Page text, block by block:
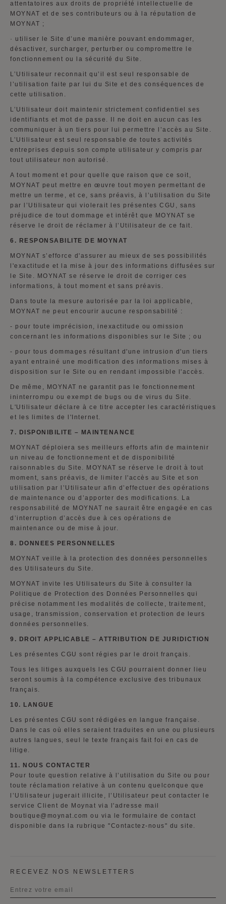
attentatoires aux droits de propriété intellectuelle de
MOYNAT et de ses contributeurs ou à la réputation de
MOYNAT ;
· utiliser le Site d’une manière pouvant endommager,
désactiver, surcharger, perturber ou compromettre le
fonctionnement ou la sécurité du Site.
L’Utilisateur reconnait qu’il est seul responsable de
l’utilisation faite par lui du Site et des conséquences de
cette utilisation.
L’Utilisateur doit maintenir strictement confidentiel ses
identifiants et mot de passe. Il ne doit en aucun cas les
communiquer à un tiers pour lui permettre l’accès au Site.
L’Utilisateur est seul responsable de toutes activités
entreprises depuis son compte utilisateur y compris par
tout utilisateur non autorisé.
A tout moment et pour quelle que raison que ce soit,
MOYNAT peut mettre en œuvre tout moyen permettant de
mettre un terme, et ce, sans préavis, à l’utilisation du Site
par l’Utilisateur qui violerait les présentes CGU, sans
préjudice de tout dommage et intérêt que MOYNAT se
réserve le droit de réclamer à l’Utilisateur de ce fait.
6. RESPONSABILITE DE MOYNAT
MOYNAT s’efforce d'assurer au mieux de ses possibilités
l'exactitude et la mise à jour des informations diffusées sur
le Site. MOYNAT se réserve le droit de corriger ces
informations, à tout moment et sans préavis.
Dans toute la mesure autorisée par la loi applicable,
MOYNAT ne peut encourir aucune responsabilité :
- pour toute imprécision, inexactitude ou omission
concernant les informations disponibles sur le Site ; ou
- pour tous dommages résultant d'une intrusion d'un tiers
ayant entrainé une modification des informations mises à
disposition sur le Site ou en rendant impossible l'accès.
De même, MOYNAT ne garantit pas le fonctionnement
ininterrompu ou exempt de bugs ou de virus du Site.
L'Utilisateur déclare à ce titre accepter les caractéristiques
et les limites de l'Internet.
7. DISPONIBILITE – MAINTENANCE
MOYNAT déploiera ses meilleurs efforts afin de maintenir
un niveau de fonctionnement et de disponibilité
raisonnables du Site. MOYNAT se réserve le droit à tout
moment, sans préavis, de limiter l'accès au Site et son
utilisation par l’Utilisateur afin d’effectuer des opérations
de maintenance ou d’apporter des modifications. La
responsabilité de MOYNAT ne saurait être engagée en cas
d’interruption d’accès due à ces opérations de
maintenance ou de mise à jour.
8. DONNEES PERSONNELLES
MOYNAT veille à la protection des données personnelles
des Utilisateurs du Site.
MOYNAT invite les Utilisateurs du Site à consulter la
Politique de Protection des Données Personnelles qui
précise notamment les modalités de collecte, traitement,
usage, transmission, conservation et protection de leurs
données personnelles.
9. DROIT APPLICABLE – ATTRIBUTION DE JURIDICTION
Les présentes CGU sont régies par le droit français.
Tous les litiges auxquels les CGU pourraient donner lieu
seront soumis à la compétence exclusive des tribunaux
français.
10. LANGUE
Les présentes CGU sont rédigées en langue française.
Dans le cas où elles seraient traduites en une ou plusieurs
autres langues, seul le texte français fait foi en cas de
litige.
11. NOUS CONTACTER
Pour toute question relative à l’utilisation du Site ou pour
toute réclamation relative à un contenu quelconque que
l’Utilisateur jugerait illicite, l’Utilisateur peut contacter le
service Client de Moynat via l'adresse mail
boutique@moynat.com ou via le formulaire de contact
disponible dans la rubrique "Contactez-nous" du site.
RECEVEZ NOS NEWSLETTERS